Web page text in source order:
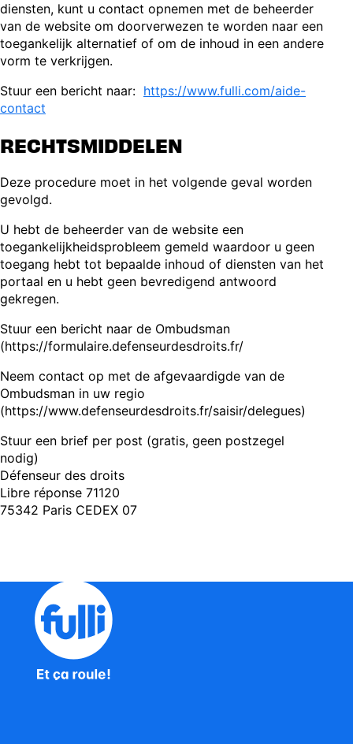
diensten, kunt u contact opnemen met de beheerder
van de website om doorverwezen te worden naar een
toegankelijk alternatief of om de inhoud in een andere
vorm te verkrijgen.
Stuur een bericht naar: https://www.fulli.com/aide-
contact
RECHTSMIDDELEN
Deze procedure moet in het volgende geval worden
gevolgd.
U hebt de beheerder van de website een
toegankelijkheidsprobleem gemeld waardoor u geen
toegang hebt tot bepaalde inhoud of diensten van het
portaal en u hebt geen bevredigend antwoord
gekregen.
Stuur een bericht naar de Ombudsman
(https://formulaire.defenseurdesdroits.fr/
Neem contact op met de afgevaardigde van de
Ombudsman in uw regio
(https://www.defenseurdesdroits.fr/saisir/delegues)
Stuur een brief per post (gratis, geen postzegel
nodig)
Défenseur des droits
Libre réponse 71120
75342 Paris CEDEX 07